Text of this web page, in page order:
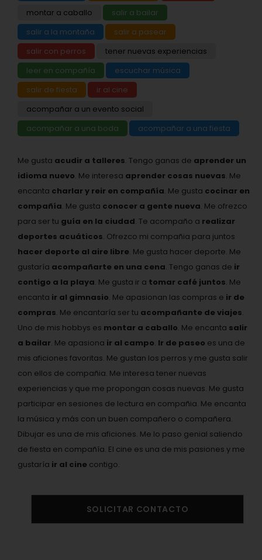
montar a caballo
salir a bailar
salir a la montaña
salir a pasear
salir con perros
tener nuevas experiencias
leer en compañía
escuchar música
salir de fiesta
ir al cine
acompañar a un evento social
acompañar a una boda
acompañar a una fiesta
Me gusta acudir a talleres. Tengo ganas de aprender un
idioma nuevo. Me interesa aprender cosas nuevas. Me
encanta charlar y reir en compañía. Me gusta cocinar en
compañía. Me gusta conocer a gente nueva. Me ofrezco
para ser tu guía en la ciudad. Te acompaño a realizar
deportes acuáticos. Ofrezco mi compañia para juntos
hacer deporte al aire libre. Me gusta hacer deporte. Me
gustaría acompañarte en una cena. Tengo ganas de ir
contigo a la playa. Me gusta ir a tomar café juntos. Me
encanta ir al gimnasio. Me apasionan las compras e ir de
compras. Me encantaría ser tu acompañante de viajes.
Uno de mis hobbys es montar a caballo. Me encanta salir
a bailar. Me apasiona ir al campo. Ir de paseo es una de
mis aficiones favoritas. Me gustan los perros y me gusta salir
con ellos de compañia. Me interesa tener nuevas
experiencias y que me propongan cosas nuevas. Me gusta
participar en sesiones de lectura en compañia. Me encanta
la música y más con un buen compañero o compañera.
Dibujar es una de mis aficiones. Me lo paso genial saliendo
de fiesta en compañía. El cine es una de mis pasiones y me
gustaría ir al cine contigo.
SOLICITAR CONTACTO